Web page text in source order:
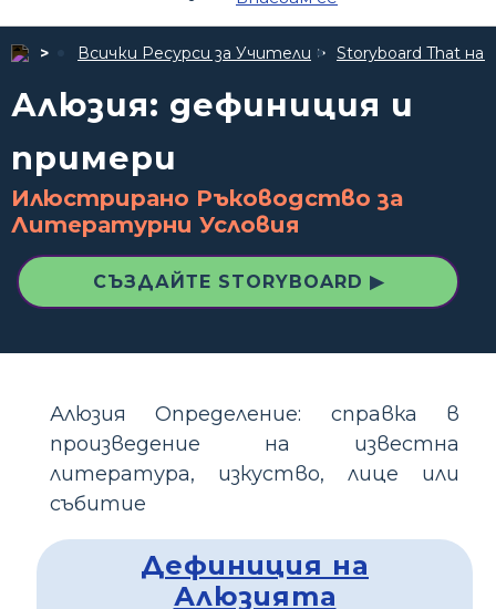
Всички Ресурси за Учители Storyboard That
Алюзия: дефиниция и
примери
Илюстрирано Ръководство за
Литературни Условия
СЪЗДАЙТЕ STORYBOARD ▶
Алюзия Определение: справка в
произведение на известна
литература, изкуство, лице или
събитие
Дефиниция на
Алюзията